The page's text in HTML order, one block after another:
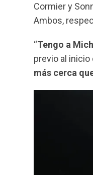
o
k
p
p
Cormier y
Ambos,
“Tengo a
previo al
más cerca